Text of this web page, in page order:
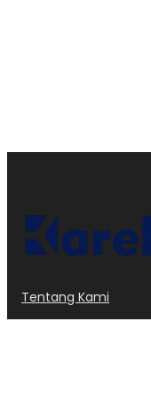
Tentang Kami
Kode Etik